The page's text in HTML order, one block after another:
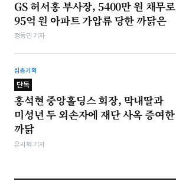
GS 허서홍 부사장, 5400만 원 채무로
95억 원 아파트 가압류 당한 까닭은
정동민 기자
심층기획
단독
홍석현 중앙홀딩스 회장, 막내딸과
미성년 두 외손자에 재단 사옥 증여한
까닭
유시혁 기자